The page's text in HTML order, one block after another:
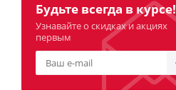
Будьте всегда в курсе!
Узнавайте о скидках и акциях
первым